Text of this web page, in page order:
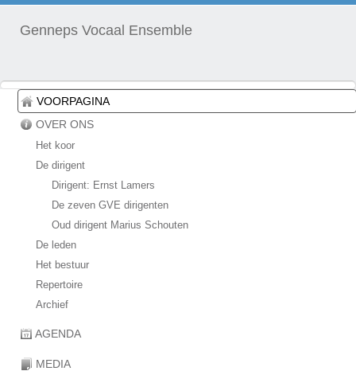
Genneps Vocaal Ensemble
VOORPAGINA
OVER ONS
Het koor
De dirigent
Dirigent: Ernst Lamers
De zeven GVE dirigenten
Oud dirigent Marius Schouten
De leden
Het bestuur
Repertoire
Archief
AGENDA
MEDIA